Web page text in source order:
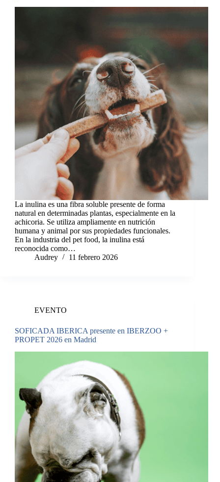
La inulina es una fibra soluble presente de forma
natural en determinadas plantas, especialmente en la
achicoria. Se utiliza ampliamente en nutrición
humana y animal por sus propiedades funcionales.
En la industria del pet food, la inulina está
reconocida como…
Audrey
11 febrero 2026
EVENTO
SOFICADA IBERICA presente en IBERZOO +
PROPET 2026 en Madrid